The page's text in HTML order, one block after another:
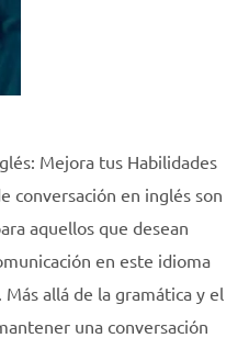
Mejora tus Habilidades
conversación en inglés son
aquellos que desean
en este idioma
allá de la gramática y el
una conversación